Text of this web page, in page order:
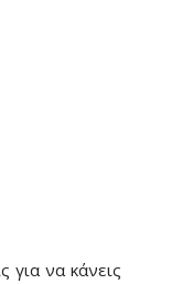
για να κάνεις